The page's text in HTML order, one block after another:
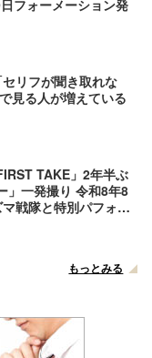
フォーメーション発
リフが聞き取れな
見る人が増えている
TAKE」2年半ぶ
」一発撮り 令和8年8
戦隊と特別パフォー
もっとみる